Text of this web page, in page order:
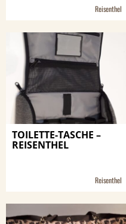
Reisenthel
TOILETTE-TASCHE –
REISENTHEL
Reisenthel